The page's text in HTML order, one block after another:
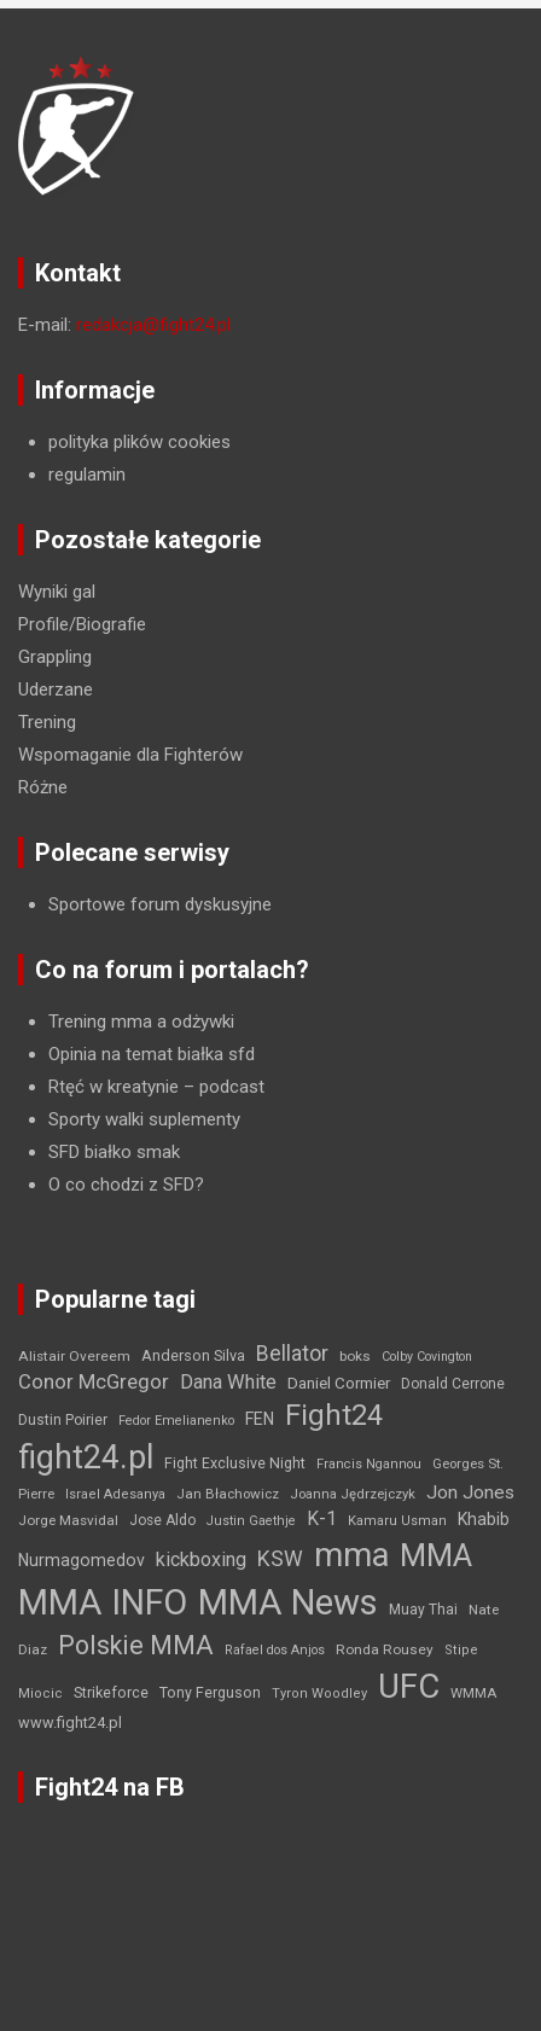
Kontakt
E-mail: redakcja@fight24.pl
Informacje
polityka plików cookies
regulamin
Pozostałe kategorie
Wyniki gal
Profile/Biografie
Grappling
Uderzane
Trening
Wspomaganie dla Fighterów
Różne
Polecane serwisy
Sportowe forum dyskusyjne
Co na forum i portalach?
Trening mma a odżywki
Opinia na temat białka sfd
Rtęć w kreatynie – podcast
Sporty walki suplementy
SFD białko smak
O co chodzi z SFD?
Popularne tagi
Alistair Overeem Anderson Silva Bellator boks Colby Covington
Conor McGregor Dana White Daniel Cormier Donald Cerrone
Dustin Poirier Fedor Emelianenko FEN Fight24
fight24.pl Fight Exclusive Night Francis Ngannou
Georges St.
Pierre
Israel Adesanya Jan Błachowicz Joanna Jędrzejczyk Jon Jones
Jorge Masvidal Jose Aldo Justin Gaethje K-1 Kamaru Usman Khabib
Nurmagomedov kickboxing KSW mma MMA
MMA INFO MMA News Muay Thai Nate
Diaz Polskie MMA Rafael dos Anjos Ronda Rousey Stipe
Miocic Strikeforce Tony Ferguson Tyron Woodley UFC WMMA
www.fight24.pl
Fight24 na FB